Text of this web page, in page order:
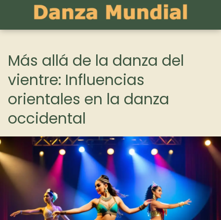
Más allá de la danza del
vientre: Influencias
orientales en la danza
occidental